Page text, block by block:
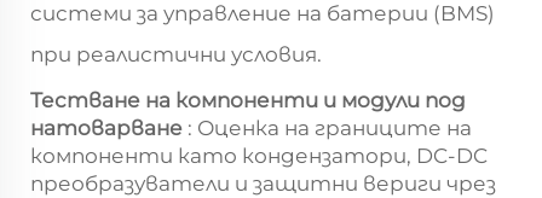
системи за управление на батерии (BMS)
при реалистични условия.
Тестване на компоненти и модули под
натоварване : Оценка на границите на
компоненти като кондензатори, DC-DC
преобразуватели и защитни вериги чрез